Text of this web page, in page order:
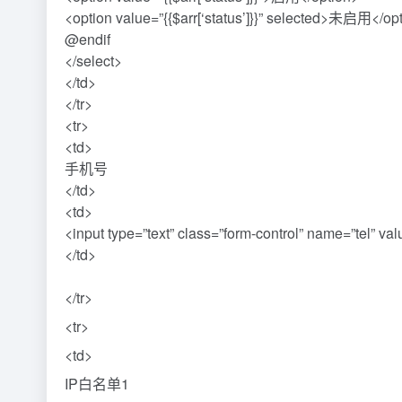
<option value=”{{$arr[‘status’]}}” selected>未启用</
@endif
</select>
</td>
</tr>
<tr>
<td>
手机号
</td>
<td>
<input type=”text” class=”form-control” name=”tel”
</td>
</tr>
<tr>
<td>
IP白名单1